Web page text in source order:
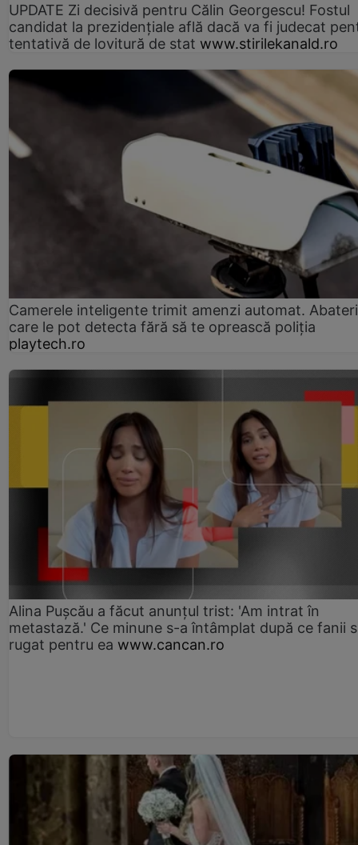
UPDATE Zi decisivă pentru Călin Georgescu! Fostul
candidat la prezidențiale află dacă va fi judecat
tentativă de lovitură de stat www.stirilekanald.ro
Camerele inteligente trimit amenzi automat.
care le pot detecta fără să te oprească poliția
playtech.ro
Alina Pușcău a făcut anunțul trist: 'Am intrat în
metastază.' Ce minune s-a întâmplat după ce fanii
rugat pentru ea www.cancan.ro